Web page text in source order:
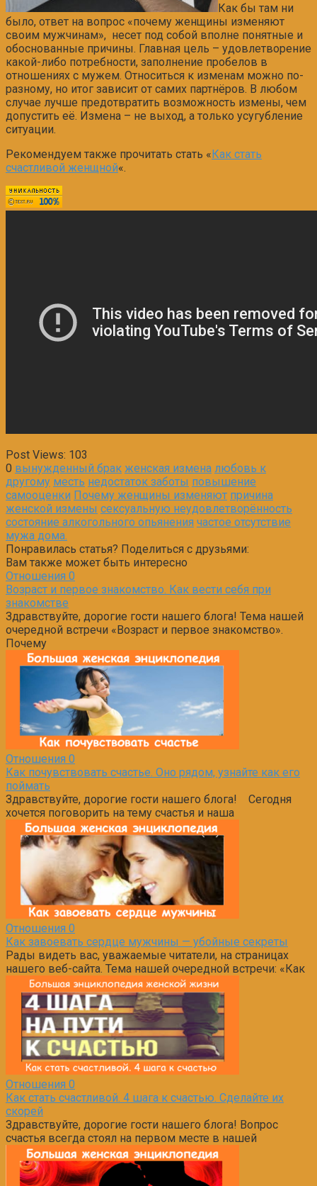
Как бы там ни
было, ответ на вопрос «почему женщины изменяют
своим мужчинам», несет под собой вполне понятные и
обоснованные причины. Главная цель – удовлетворение
какой-либо потребности, заполнение пробелов в
отношениях с мужем. Относиться к изменам можно по-
разному, но итог зависит от самих партнёров. В любом
случае лучше предотвратить возможность измены, чем
допустить её. Измена – не выход, а только усугубление
ситуации.
Рекомендуем также прочитать стать «Как стать
счастливой женщной«.
Post Views: 103
0 вынужденный брак женская измена любовь к
другому месть недостаток заботы повышение
самооценки Почему женщины изменяют причина
женской измены сексуальную неудовлетворённость
состояние алкогольного опьянения частое отсутствие
мужа дома.
Понравилась статья? Поделиться с друзьями:
Вам также может быть интересно
Отношения 0
Возраст и первое знакомство. Как вести себя при
знакомстве
Здравствуйте, дорогие гости нашего блога! Тема нашей
очередной встречи «Возраст и первое знакомство».
Почему
Отношения 0
Как почувствовать счастье. Оно рядом, узнайте как его
поймать
Здравствуйте, дорогие гости нашего блога! Сегодня
хочется поговорить на тему счастья и наша
Отношения 0
Как завоевать сердце мужчины — убойные секреты
Рады видеть вас, уважаемые читатели, на страницах
нашего веб-сайта. Тема нашей очередной встречи: «Как
Отношения 0
Как стать счастливой. 4 шага к счастью. Сделайте их
скорей
Здравствуйте, дорогие гости нашего блога! Вопрос
счастья всегда стоял на первом месте в нашей